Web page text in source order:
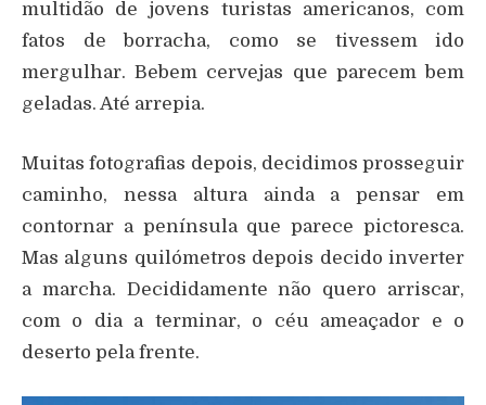
multidão de jovens turistas americanos, com
fatos de borracha, como se tivessem ido
mergulhar. Bebem cervejas que parecem bem
geladas. Até arrepia.
Muitas fotografias depois, decidimos prosseguir
caminho, nessa altura ainda a pensar em
contornar a península que parece pictoresca.
Mas alguns quilómetros depois decido inverter
a marcha. Decididamente não quero arriscar,
com o dia a terminar, o céu ameaçador e o
deserto pela frente.